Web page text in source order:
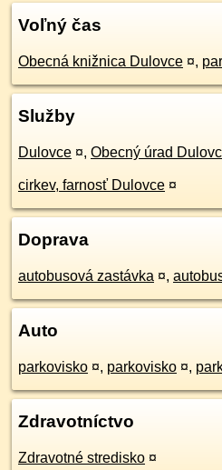
Voľný čas
Obecná knižnica Dulovce ¤,
Služby
Dulovce ¤, Obecný úrad
cirkev, farnosť Dulovce ¤
Doprava
autobusová zastávka ¤,
Auto
parkovisko ¤, parkovisko ¤,
Zdravotníctvo
Zdravotné stredisko ¤